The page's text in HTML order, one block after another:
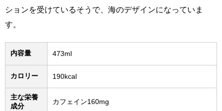
ションを受けているそうで、海のデザインになっていま
す。
内容量 473ml
カロリー 190kcal
主な栄養
成分
カフェイン160mg